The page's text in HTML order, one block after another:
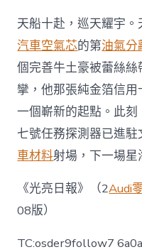
天船十赴，巡天耀宇
汽車空氣芯的第油氣分
個完善牛土豪被蕾絲
攣，他那張純金箔信
一個嶄新的起點。此
七號任務探測器已進駐
車材料射場，下一場星
《光亮日報》（2Audi
08版）
TC:osder9follow7